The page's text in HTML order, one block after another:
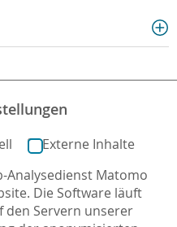
64 65
FILMTIPPS
Externe Inhalte
Analysedienst Matomo
Die Software läuft
den Servern unserer